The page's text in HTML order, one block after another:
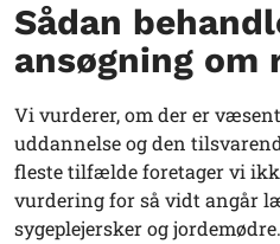
Sådan
ansøgning om
Vi vurderer, om der er
uddannelse og den
fleste tilfælde foretager vi
vurdering for så vidt angår
sygeplejersker og jordemødre.